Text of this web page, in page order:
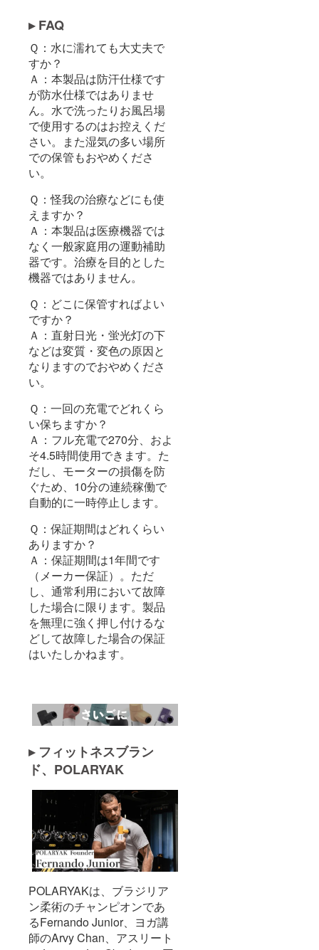
▸ FAQ
Ｑ：水に濡れても大丈夫で
すか？
Ａ：本製品は防汗仕様です
が防水仕様ではありませ
ん。水で洗ったりお風呂場
で使用するのはお控えくだ
さい。また湿気の多い場所
での保管もおやめくださ
い。
Ｑ：怪我の治療などにも使
えますか？
Ａ：本製品は医療機器では
なく一般家庭用の運動補助
器です。治療を目的とした
機器ではありません。
Ｑ：どこに保管すればよい
ですか？
Ａ：直射日光・蛍光灯の下
などは変質・変色の原因と
なりますのでおやめくださ
い。
Ｑ：一回の充電でどれくら
い保ちますか？
Ａ：フル充電で270分、およ
そ4.5時間使用できます。た
だし、モーターの損傷を防
ぐため、10分の連続稼働で
自動的に一時停止します。
Ｑ：保証期間はどれくらい
ありますか？
Ａ：保証期間は1年間です
（メーカー保証）。ただ
し、通常利用において故障
した場合に限ります。製品
を無理に強く押し付けるな
どして故障した場合の保証
はいたしかねます。
▸ フィットネスブラン
ド、POLARYAK
POLARYAKは、ブラジリア
ン柔術のチャンピオンであ
るFernando Junior、ヨガ講
師のArvy Chan、アスリート